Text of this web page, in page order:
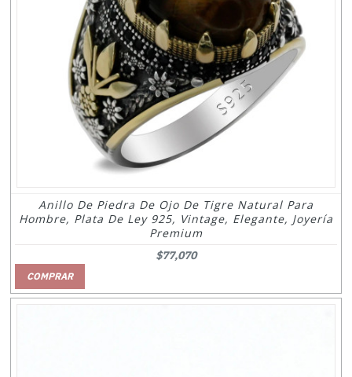
Anillo De Piedra De Ojo De Tigre Natural Para
Hombre, Plata De Ley 925, Vintage, Elegante, Joyería
Premium
$77,070
COMPRAR